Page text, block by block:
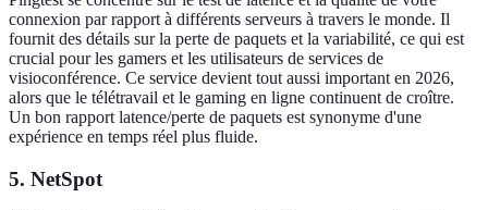
connexion par rapport à différents serveurs à travers le monde. Il
fournit des détails sur la perte de paquets et la variabilité, ce qui est
crucial pour les gamers et les utilisateurs de services de
visioconférence. Ce service devient tout aussi important en 2026,
alors que le télétravail et le gaming en ligne continuent de croître.
Un bon rapport latence/perte de paquets est synonyme d'une
expérience en temps réel plus fluide.
5. NetSpot